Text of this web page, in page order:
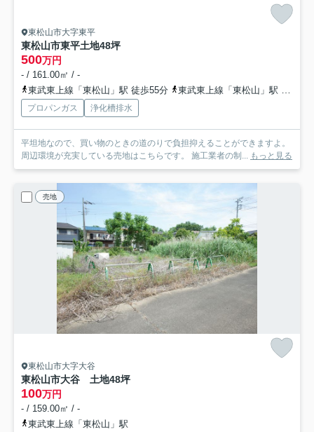
東松山市大字東平
東松山市東平土地48坪
500万円
- / 161.00㎡ / -
東武東上線「東松山」駅 徒歩55分
東武東上線「東松山」駅 バス15分 「マイタウン入口」 停歩9分
プロパンガス 浄化槽排水
平坦地なので、買い物のときの道のりで負担抑えることができますよ。
周辺環境が充実している売地はこちらです。 施工業者の制...
もっと見る
売地
東松山市大字大谷
東松山市大谷 土地48坪
100万円
- / 159.00㎡ / -
東武東上線「東松山」駅